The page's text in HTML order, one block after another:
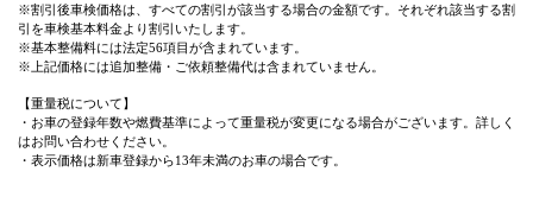
※割引後車検価格は、すべての割引が該当する場合の金額です。それぞれ該当する割
引を車検基本料金より割引いたします。
※基本整備料には法定56項目が含まれています。
※上記価格には追加整備・ご依頼整備代は含まれていません。
【重量税について】
・お車の登録年数や燃費基準によって重量税が変更になる場合がございます。詳しく
はお問い合わせください。
・表示価格は新車登録から13年未満のお車の場合です。